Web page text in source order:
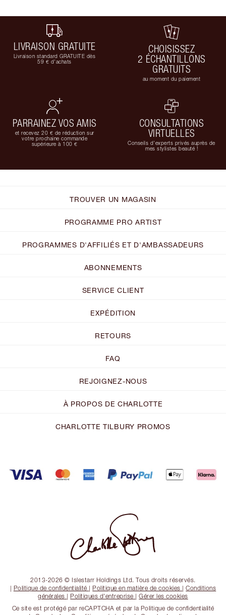
LIVRAISON GRATUITE
Livraison standard GRATUITE dès
59 € d'achats
CHOISISSEZ
2 ÉCHANTILLONS
GRATUITS
au moment du paiement
PARRAINEZ VOS AMIS
et recevez 20 € de réduction sur
votre prochaine commande
supérieure à 100 €
CONSULTATIONS
VIRTUELLES
Conseils d'experts privés auprès de
mes stylistes beauté !
TROUVER UN MAGASIN
PROGRAMME PRO ARTIST
PROGRAMMES D'AFFILIÉS ET D'AMBASSADEURS
ABONNEMENTS
SERVICE CLIENT
EXPÉDITION
RETOURS
FAQ
REJOIGNEZ-NOUS
À PROPOS DE CHARLOTTE
CHARLOTTE TILBURY PROMOS
2013-2026 © Islestarr Holdings Ltd. Tous droits réservés.
| Politique de confidentialité |Politique en matière de cookies |Conditions
générales |Politiques d'entreprise |Gérer les cookies
Ce site est protégé par reCAPTCHA et par la Politique de confidentialité